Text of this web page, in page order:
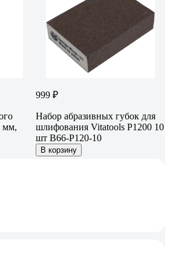
мм,
999 ₽
Набор абразивных губок для
шлифования Vitatools P1200 10
шт B66-P120-10
В корзину